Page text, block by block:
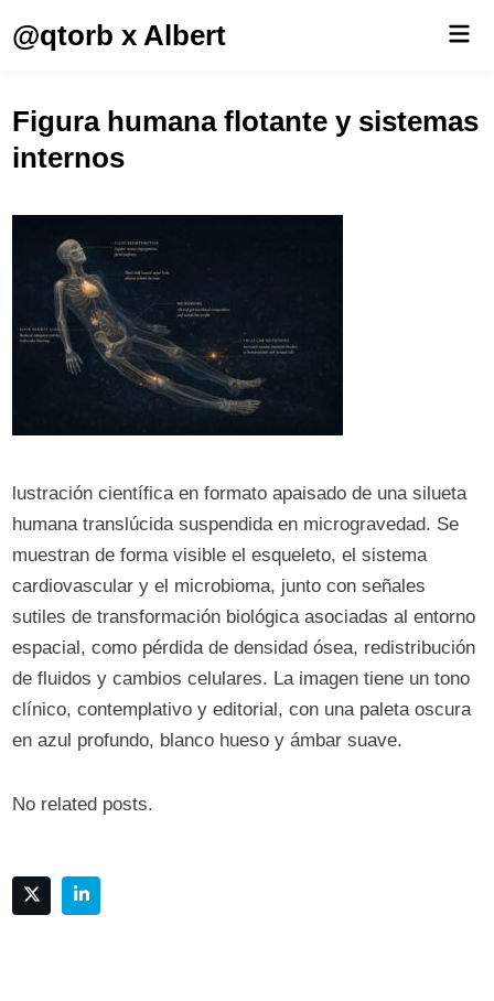
@qtorb x Albert
Figura humana flotante y sistemas
internos
lustración científica en formato apaisado de una silueta
humana translúcida suspendida en microgravedad. Se
muestran de forma visible el esqueleto, el sistema
cardiovascular y el microbioma, junto con señales
sutiles de transformación biológica asociadas al entorno
espacial, como pérdida de densidad ósea, redistribución
de fluidos y cambios celulares. La imagen tiene un tono
clínico, contemplativo y editorial, con una paleta oscura
en azul profundo, blanco hueso y ámbar suave.
No related posts.